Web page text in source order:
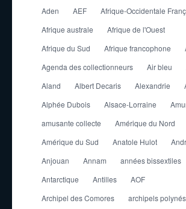
Aden
AEF
Afrique-Occidentale
Afrique australe
Afrique de l'Ouest
Afrique du Sud
Afrique francophone
Agenda des collectionneurs
Air bleu
Aland
Albert Decaris Alexandrie
Alphée Dubois
Alsace-Lorraine
amusante collecte
Amérique du Nord
Amérique du Sud
Anatole Hulot
Anjouan
Annam
années bissextiles
Antarctique
Antilles
AOF
Archipel des Comores
archipels